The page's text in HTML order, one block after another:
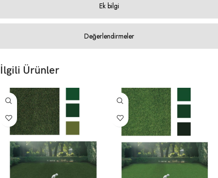
Ek bilgi
Değerlendirmeler
İlgili Ürünler